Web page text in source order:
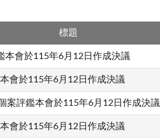
標題
本會於115年6月12日作成決議
會於115年6月12日作成決議
案評鑑本會於115年6月12日作成決議
會於115年6月12日作成決議